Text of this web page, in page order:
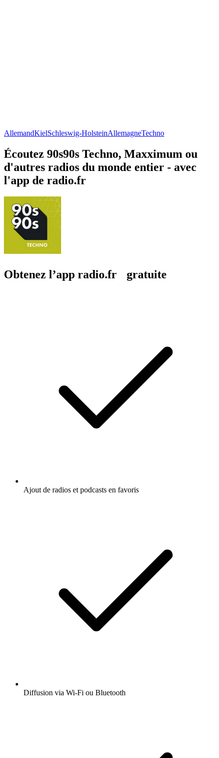
AllemandKielSchleswig-HolsteinAllemagneTechno
Écoutez 90s90s Techno, Maxximum ou
d'autres radios du monde entier - avec
l'app de radio.fr
Obtenez l’app radio.fr gratuite
Ajout de radios et podcasts en favoris
Diffusion via Wi-Fi ou Bluetooth